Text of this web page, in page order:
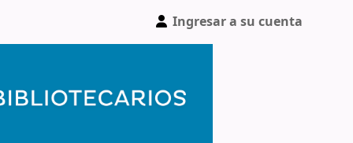
Ingresar a su cuenta